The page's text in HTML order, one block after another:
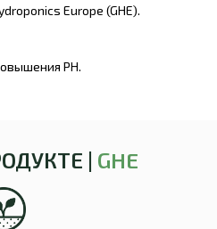
Europe (GHE).
PH.
| GHE